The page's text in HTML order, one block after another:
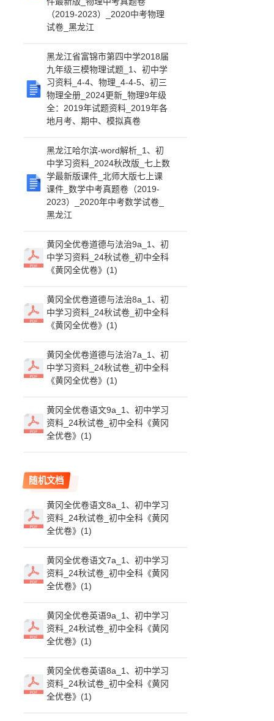
（2019-2023）_2020中考物理
试卷_黑龙江
黑龙江省富锦市第四中学2018届
九年级三模物理试题_1、初中学
习资料_4-4、物理_4-4-5、初三
物理全册_2024更新_物理9年级
全：2019年试题资料_2019年各
地月考、期中、模拟真卷
黑龙江哈尔滨-word解析_1、初
中学习资料_2024秋改版_七上数
学最新版课件_北师大版七上课
课件_数学中考真题卷（2019-
2023）_2020年中考数学试卷_
黑龙江
黄冈全优卷道德与法治9a_1、初
中学习资料_24秋试卷_初中全科
《黄冈全优卷》(1)
黄冈全优卷道德与法治8a_1、初
中学习资料_24秋试卷_初中全科
《黄冈全优卷》(1)
黄冈全优卷道德与法治7a_1、初
中学习资料_24秋试卷_初中全科
《黄冈全优卷》(1)
黄冈全优卷语文9a_1、初中学习
资料_24秋试卷_初中全科《黄冈
全优卷》(1)
随机文档
黄冈全优卷语文8a_1、初中学习
资料_24秋试卷_初中全科《黄冈
全优卷》(1)
黄冈全优卷语文7a_1、初中学习
资料_24秋试卷_初中全科《黄冈
全优卷》(1)
黄冈全优卷英语9a_1、初中学习
资料_24秋试卷_初中全科《黄冈
全优卷》(1)
黄冈全优卷英语8a_1、初中学习
资料_24秋试卷_初中全科《黄冈
全优卷》(1)